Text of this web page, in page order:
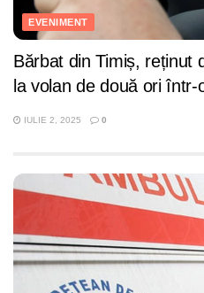
EVENIMENT
Bărbat din Timiș, reținut
la volan de două ori într-
IULIE 2, 2025 0